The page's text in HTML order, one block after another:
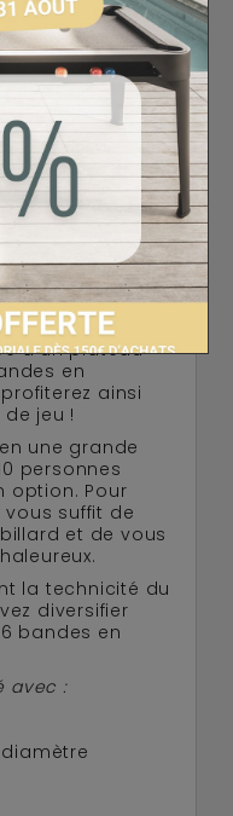
!
Pierre Brio est un
industriel
ligne sobre et
dans tout
Brio est
et 3 couleurs de
à votre
billard Brio
qualité et
d'un plateau
en
ainsi
jeu !
une grande
personnes
option. Pour
suffit de
et de vous
la technicité du
diversifier
bandes en
avec :